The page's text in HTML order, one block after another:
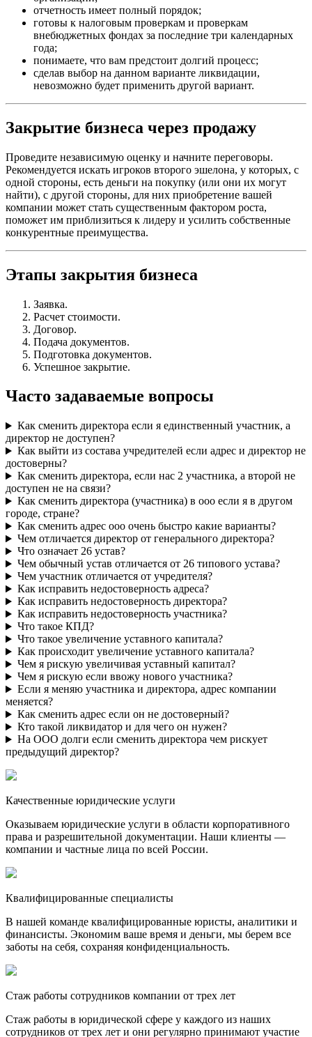
отчетность имеет полный порядок;
готовы к налоговым проверкам и проверкам
внебюджетных фондах за последние три календарных
года;
понимаете, что вам предстоит долгий процесс;
сделав выбор на данном варианте ликвидации,
невозможно будет применить другой вариант.
Закрытие бизнеса через продажу
Проведите независимую оценку и начните переговоры.
Рекомендуется искать игроков второго эшелона, у которых, с
одной стороны, есть деньги на покупку (или они их могут
найти), с другой стороны, для них приобретение вашей
компании может стать существенным фактором роста,
поможет им приблизиться к лидеру и усилить собственные
конкурентные преимущества.
Этапы закрытия бизнеса
Заявка.
Расчет стоимости.
Договор.
Подача документов.
Подготовка документов.
Успешное закрытие.
Часто задаваемые вопросы
Как сменить директора если я единственный участник, а
директор не доступен?
Как выйти из состава учредителей если адрес и директор не
достоверны?
Как сменить директора, если нас 2 участника, а второй не
доступен не на связи?
Как сменить директора (участника) в ооо если я в другом
городе, стране?
Как сменить адрес ооо очень быстро какие варианты?
Чем отличается директор от генерального директора?
Что означает 26 устав?
Чем обычный устав отличается от 26 типового устава?
Чем участник отличается от учредителя?
Как исправить недостоверность адреса?
Как исправить недостоверность директора?
Как исправить недостоверность участника?
Что такое КПД?
Что такое увеличение уставного капитала?
Как происходит увеличение уставного капитала?
Чем я рискую увеличивая уставный капитал?
Чем я рискую если ввожу нового участника?
Если я меняю участника и директора, адрес компании
меняется?
Как сменить адрес если он не достоверный?
Кто такой ликвидатор и для чего он нужен?
На ООО долги если сменить директора чем рискует
предыдущий директор?
Качественные юридические услуги
Оказываем юридические услуги в области корпоративного
права и разрешительной документации. Наши клиенты —
компании и частные лица по всей России.
Квалифицированные специалисты
В нашей команде квалифицированные юристы, аналитики и
финансисты. Экономим ваше время и деньги, мы берем все
заботы на себя, сохраняя конфиденциальность.
Стаж работы сотрудников компании от трех лет
Стаж работы в юридической сфере у каждого из наших
сотрудников от трех лет и они регулярно принимают участие